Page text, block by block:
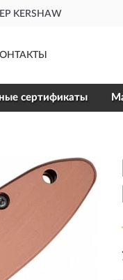
сертификаты